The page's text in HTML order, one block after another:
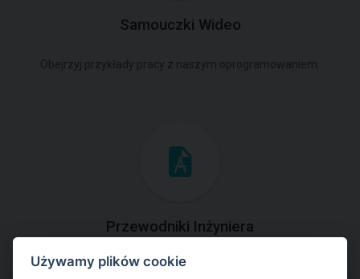
Samouczki Wideo
Przewodniki Inżyniera
Zapoznaj się z przykładami rozwiązań zadań
Używamy plików cookie